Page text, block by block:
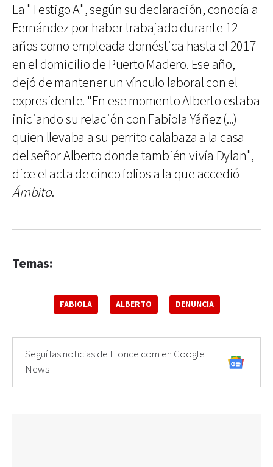
La "Testigo A", según su declaración, conocía a
Fernández por haber trabajado durante 12
años como empleada doméstica hasta el 2017
en el domicilio de Puerto Madero. Ese año,
dejó de mantener un vínculo laboral con el
expresidente. "En ese momento Alberto estaba
iniciando su relación con Fabiola Yáñez (...)
quien llevaba a su perrito calabaza a la casa
del señor Alberto donde también vivía Dylan",
dice el acta de cinco folios a la que accedió
Ámbito.
Temas:
FABIOLA ALBERTO DENUNCIA
Seguí las noticias de Elonce.com en Google
News